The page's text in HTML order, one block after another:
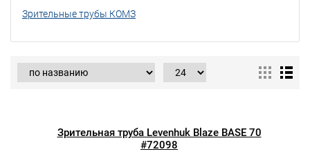
Зрительные трубы КОМЗ
Зрительная труба Levenhuk Blaze BASE 70
#72098